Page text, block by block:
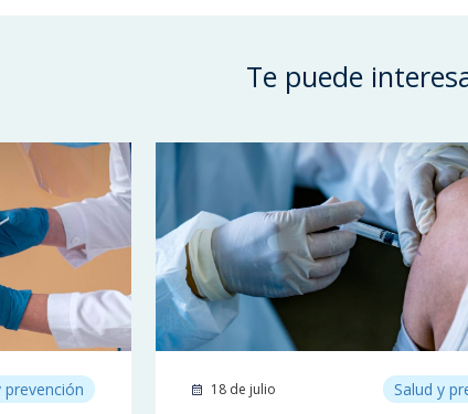
Te puede
prevención 18 de julio Salud y